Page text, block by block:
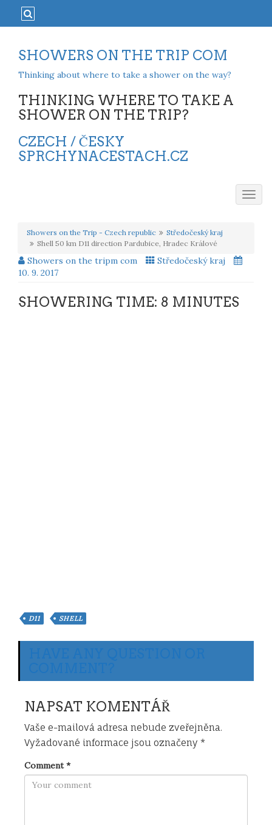
SHOWERS ON THE TRIP COM
Thinking about where to take a shower on the way?
THINKING WHERE TO TAKE A
SHOWER ON THE TRIP?
CZECH / ČESKY
SPRCHYNACESTACH.CZ
Showers on the Trip - Czech republic
Středočeský kraj
Shell 50 km D11 direction Pardubice, Hradec Králové
Showers on the tripm com
Středočeský kraj
10. 9. 2017
SHOWERING TIME: 8 MINUTES
D11 SHELL
NAPSAT KOMENTÁŘ
Vaše e-mailová adresa nebude zveřejněna.
Vyžadované informace jsou označeny *
Comment*